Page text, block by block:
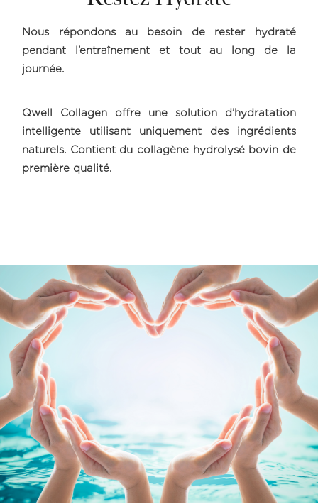
Nous répondons au besoin de rester hydraté
pendant l’entraînement et tout au long de la
journée.
Qwell Collagen offre une solution d’hydratation
intelligente utilisant uniquement des ingrédients
naturels. Contient du collagène hydrolysé bovin de
première qualité.